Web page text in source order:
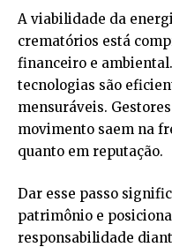
A viabilidade da
crematórios está
financeiro e
tecnologias são
mensuráveis.
movimento saem na
quanto em reputação.
Dar esse passo
patrimônio e
responsabilidade